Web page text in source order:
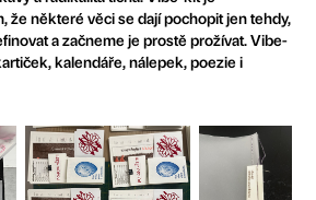
že některé věci se dají pochopit jen tehdy,
a začneme je prostě prožívat. Vibe-
kalendáře, nálepek, poezie i